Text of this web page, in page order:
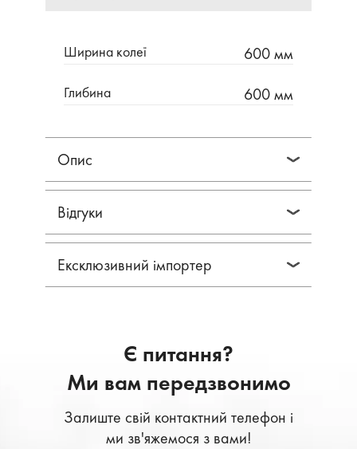
Ширина колеї 600 мм
Глибина 600 мм
Опис
Відгуки
Ексклюзивний імпортер
Є питання?
Ми вам передзвонимо
Залиште свій контактний телефон і
ми зв'яжемося з вами!